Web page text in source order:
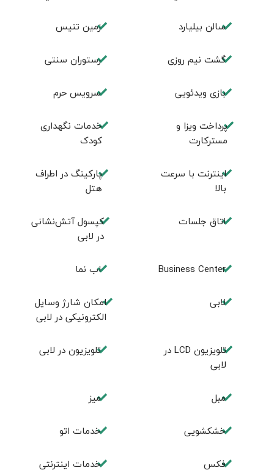
سالن بيليارد زمين تنيس
گشت نیم روزی رستوران سنتی
بازی ویدئویی سرویس حرم
پرداخت ویزا و
مسترکارت
خدمات نگهداری
کودک
اینترنت با سرعت
بالا
پارکینگ در اطراف
هتل
اتاق جلسات
کپسول آتش‌نشانی
در لابی
Business Center اب نما
لابی
امكان شارژ وسايل
الكترونيكی در لابی
تلويزيون LCD در
لابی
تلويزيون در لابی
مبل ميز
خشکشویی خدمات اتو
فكس خدمات اینترنتی